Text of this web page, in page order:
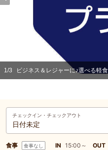
1/3 ビジネス＆レジャーに♪選べる軽
チェックイン・ チェックアウト
日付未定
食事 食事なし IN 15:00～ OUT